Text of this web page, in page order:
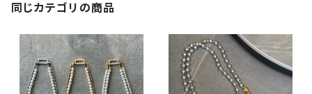
同じカテゴリの商品